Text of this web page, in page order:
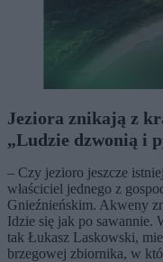
Jeziora znikają z
„Ludzie dzwonią i
– Czy jezioro jeszcze
właściciel jednego z
Gnieźnieńskim. Akweny
Idzie się jak po sawannie.
tak Łukasz Laskowski,
brzegowej zbiornika, w